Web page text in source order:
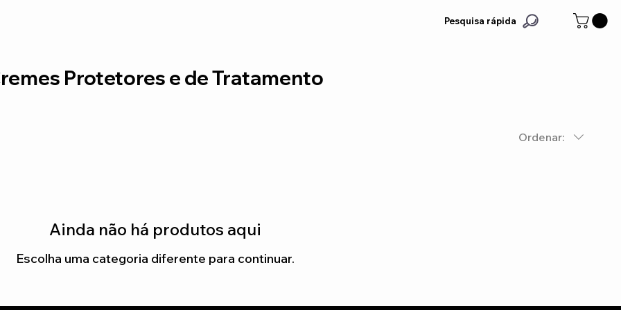
Pesquisa rápida
Protetores e de Tratamento
Ordenar:
Ainda não há produtos aqui
Escolha uma categoria diferente para continuar.